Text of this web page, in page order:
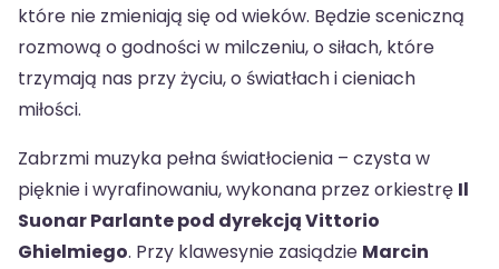
które nie zmieniają się od wieków. Będzie sceniczną
rozmową o godności w milczeniu, o siłach, które
trzymają nas przy życiu, o światłach i cieniach
miłości.
Zabrzmi muzyka pełna światłocienia – czysta w
pięknie i wyrafinowaniu, wykonana przez orkiestrę Il
Suonar Parlante pod dyrekcją Vittorio
Ghielmiego. Przy klawesynie zasiądzie Marcin